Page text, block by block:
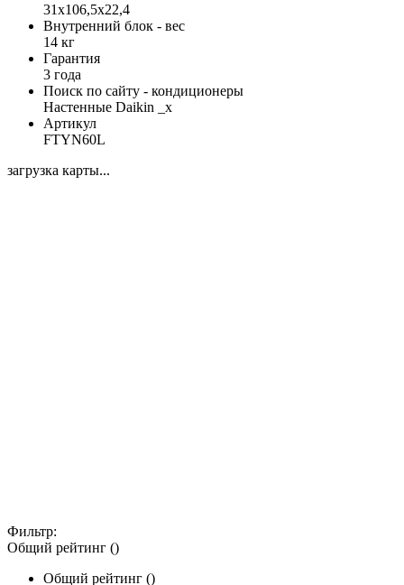
31х106,5х22,4
Внутренний блок - вес
14 кг
Гарантия
3 года
Поиск по сайту - кондиционеры
Настенные Daikin _x
Артикул
FTYN60L
загрузка карты...
Фильтр:
Общий рейтинг ()
Общий рейтинг ()